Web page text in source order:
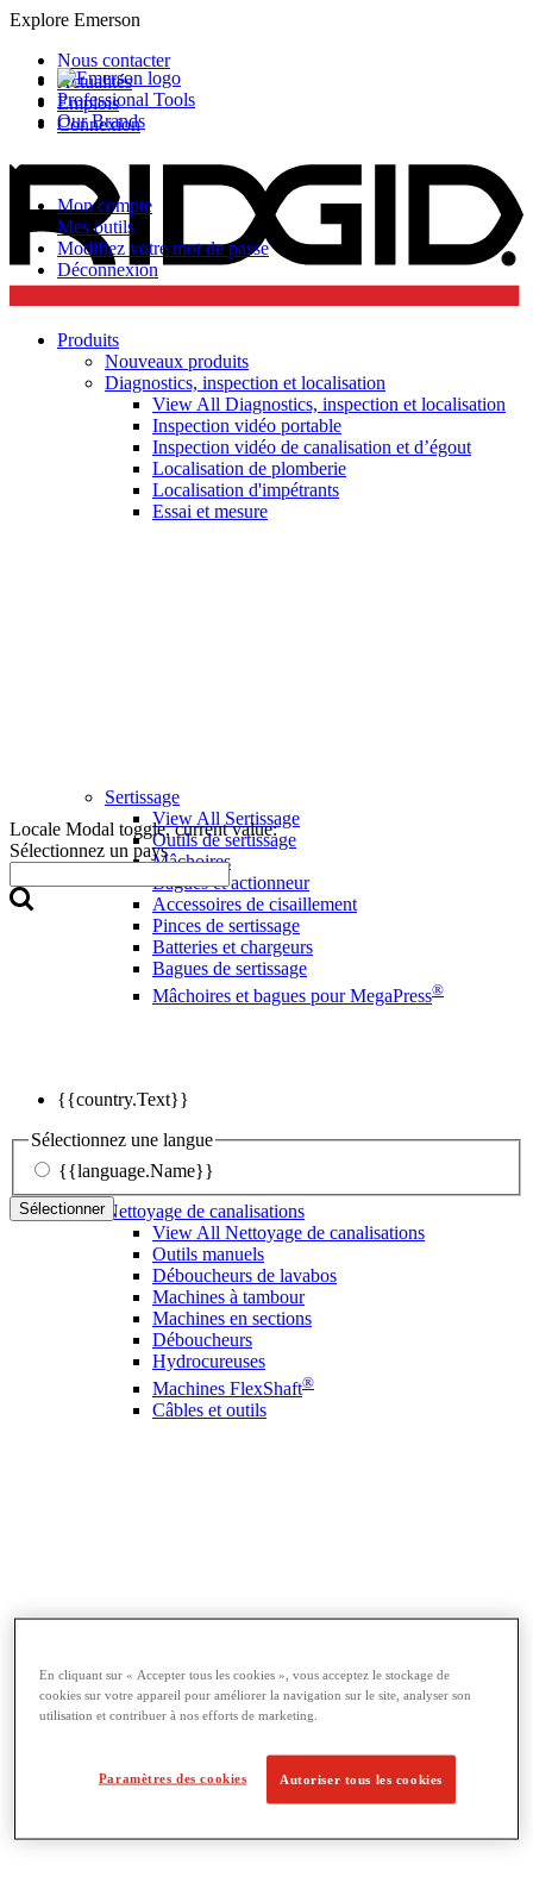
Explore Emerson
Professional Tools
Our Brands
Nous contacter
Actualités
Emplois
Connexion
Mon compte
Mes outils
Modifiez votre mot de passe
Déconnexion
Locale Modal toggle, current value:
Sélectionnez un pays
{{country.Text}}
Sélectionnez une langue
{{language.Name}}
Sélectionner
Produits
Nouveaux produits
Diagnostics, inspection et localisation
View All Diagnostics, inspection et localisation
Inspection vidéo portable
Inspection vidéo de canalisation et d’égout
Localisation de plomberie
Localisation d'impétrants
Essai et mesure
Sertissage
View All Sertissage
Outils de sertissage
Mâchoires
Bagues et actionneur
Accessoires de cisaillement
Pinces de sertissage
Batteries et chargeurs
Bagues de sertissage
Mâchoires et bagues pour MegaPress®
Nettoyage de canalisations
View All Nettoyage de canalisations
Outils manuels
Déboucheurs de lavabos
Machines à tambour
Machines en sections
Déboucheurs
Hydrocureuses
Machines FlexShaft®
Câbles et outils
Filetage et fabrication de tuyaux
Chanfreinage de tuyau
Filetage
Équipement de rainurage
Étaux à tubes et supports
Découpe et fabrication de tubes
En cliquant sur « Accepter tous les cookies », vous acceptez le stockage de
cookies sur votre appareil pour améliorer la navigation sur le site, analyser son
utilisation et contribuer à nos efforts de marketing.
Paramètres des cookies Autoriser tous les cookies